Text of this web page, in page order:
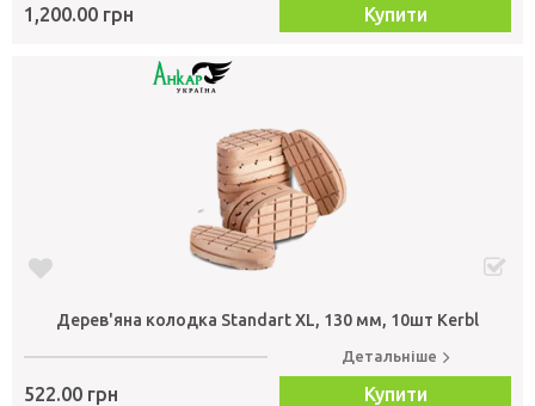
1,200.00 грн Купити
Дерев'яна колодка Standart XL, 130 мм, 10шт Kerbl
522.00 грн
Детальніше
Купити